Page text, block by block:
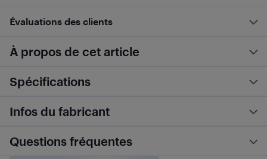
Évaluations des clients
À propos de cet article
Spécifications
Infos du fabricant
Questions fréquentes